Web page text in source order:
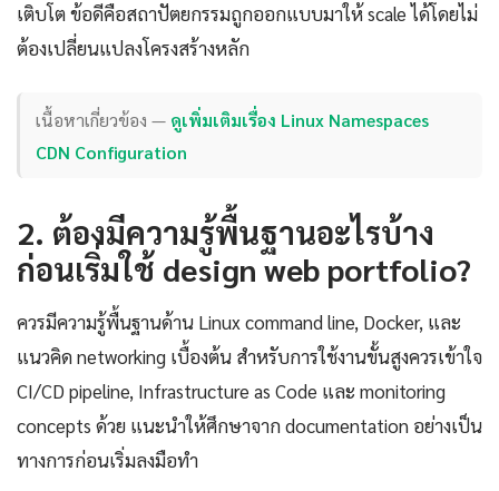
เติบโต ข้อดีคือสถาปัตยกรรมถูกออกแบบมาให้ scale ได้โดยไม่
ต้องเปลี่ยนแปลงโครงสร้างหลัก
เนื้อหาเกี่ยวข้อง — ดูเพิ่มเติมเรื่อง Linux Namespaces
CDN Configuration
2. ต้องมีความรู้พื้นฐานอะไรบ้าง
ก่อนเริ่มใช้ design web portfolio?
ควรมีความรู้พื้นฐานด้าน Linux command line, Docker, และ
แนวคิด networking เบื้องต้น สำหรับการใช้งานขั้นสูงควรเข้าใจ
CI/CD pipeline, Infrastructure as Code และ monitoring
concepts ด้วย แนะนำให้ศึกษาจาก documentation อย่างเป็น
ทางการก่อนเริ่มลงมือทำ